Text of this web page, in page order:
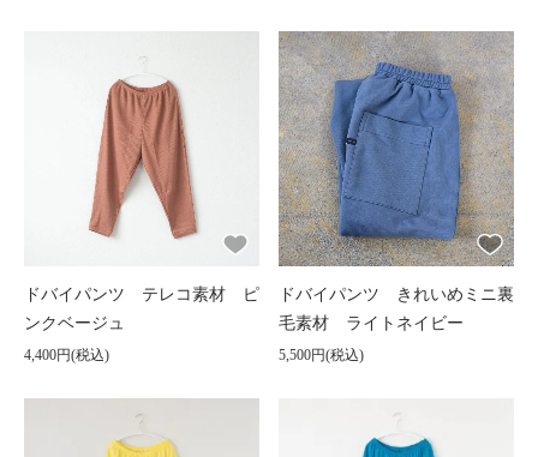
ドバイパンツ テレコ素材 ピ
ンクベージュ
4,400円(税込)
ドバイパンツ きれいめミニ裏
毛素材 ライトネイビー
5,500円(税込)